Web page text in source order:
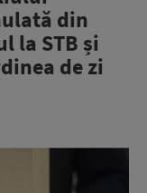
din
la STB și
de zi